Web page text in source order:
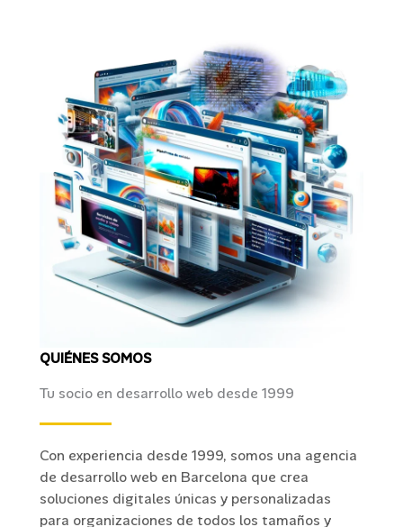
QUIÉNES SOMOS
Tu socio en desarrollo web desde 1999
Con experiencia desde 1999, somos una agencia
de desarrollo web en Barcelona que crea
soluciones digitales únicas y personalizadas
para organizaciones de todos los tamaños y